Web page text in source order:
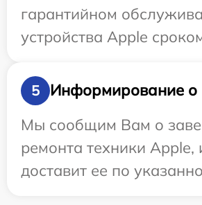
гарантийном
устройства Apple
5
Информирование о
Мы сообщим Вам о
ремонта техники Apple,
доставит ее по